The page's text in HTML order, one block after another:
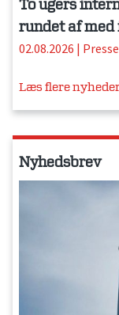
To ugers
rundet af
02.08.2026 |
Læs flere
Nyhedsbrev